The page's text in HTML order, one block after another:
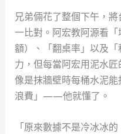
兄弟倆花了整個下午，
一比對。阿宏教阿源看
額）、「翻桌率」以及
力，但每當阿宏用泥水
像是抹牆壁時每桶水泥
浪費」——他就懂了。
「原來數據不是冷冰冰